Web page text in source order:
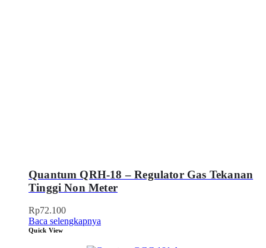
Quantum QRH-18 – Regulator Gas Tekanan
Tinggi Non Meter
Rp72.100
Baca selengkapnya
Quick View